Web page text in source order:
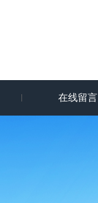
在线留言